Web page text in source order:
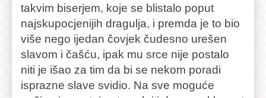
takvim biserjem, koje se blistalo poput
najskupocjenijih dragulja, i premda je to bio
više nego ijedan čovjek čudesno urešen
slavom i čašću, ipak mu srce nije postalo
niti je išao za tim da bi se nekom poradi
isprazne slave svidio. Na sve moguće